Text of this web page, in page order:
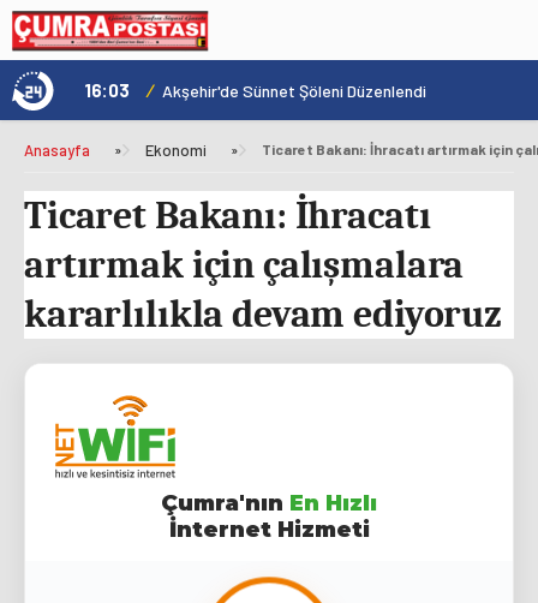
ÇAYIRBAĞI CADDESİ ARTIK DAHA KONFORLU 16:03 / Akşehir'de Sünnet Şöleni Düzenlendi
Anasayfa » Ekonomi »
Ticaret Bakanı: İhracatı
artırmak için çalışmalara
kararlılıkla devam ediyoruz
Çumra'nın En Hızlı
İnternet Hizmeti